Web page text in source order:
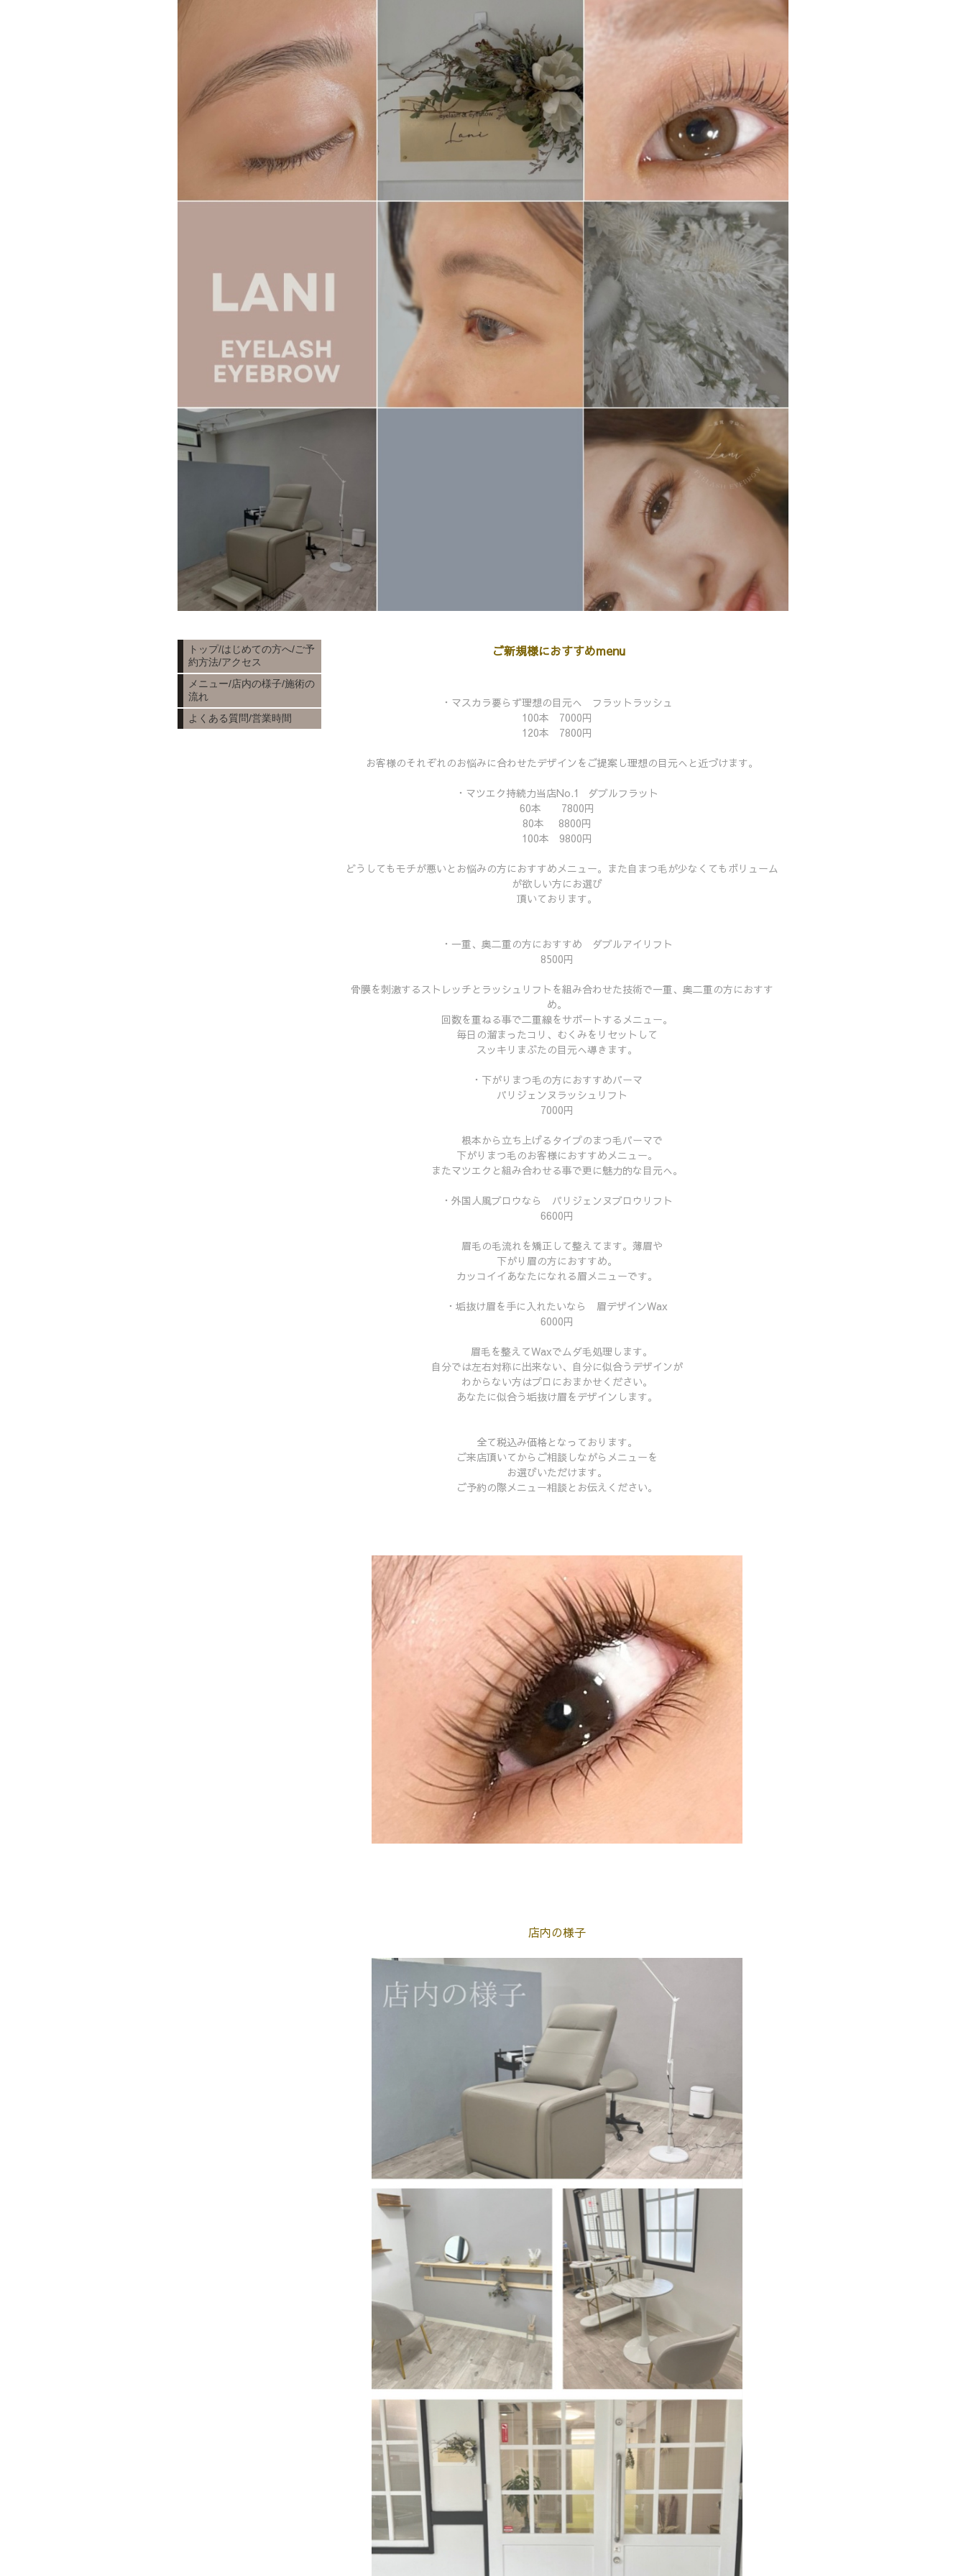
ご新規様におすすめmenu
・マスカラ要らず理想の目元へ フラットラッシュ
100本 7000円
120本 7800円
お客様のそれぞれのお悩みに合わせたデザインをご提案し理想の目元へと近づけます。
・マツエク持続力当店No.1 ダブルフラット
60本 7800円
80本 8800円
100本 9800円
どうしてもモチが悪いとお悩みの方におすすめメニュー。また自まつ毛が少なくてもボリューム
が欲しい方にお選び
頂いております。
・一重、奥二重の方におすすめ ダブルアイリフト
8500円
骨膜を刺激するストレッチとラッシュリフトを組み合わせた技術で一重、奥二重の方におすす
め。
回数を重ねる事で二重線をサポートするメニュー。
毎日の溜まったコリ、むくみをリセットして
スッキリまぶたの目元へ導きます。
・下がりまつ毛の方におすすめパーマ
パリジェンヌラッシュリフト
7000円
根本から立ち上げるタイプのまつ毛パーマで
下がりまつ毛のお客様におすすめメニュー。
またマツエクと組み合わせる事で更に魅力的な目元へ。
・外国人風ブロウなら パリジェンヌブロウリフト
6600円
眉毛の毛流れを矯正して整えてます。薄眉や
下がり眉の方におすすめ。
カッコイイあなたになれる眉メニューです。
・垢抜け眉を手に入れたいなら 眉デザインWax
6000円
眉毛を整えてWaxでムダ毛処理します。
自分では左右対称に出来ない、自分に似合うデザインが
わからない方はプロにおまかせください。
あなたに似合う垢抜け眉をデザインします。
全て税込み価格となっております。
ご来店頂いてからご相談しながらメニューを
お選びいただけます。
ご予約の際メニュー相談とお伝えください。
店内の様子
トップ/はじめての方へ/ご予
約方法/アクセス
メニュー/店内の様子/施術の
流れ
よくある質問/営業時間